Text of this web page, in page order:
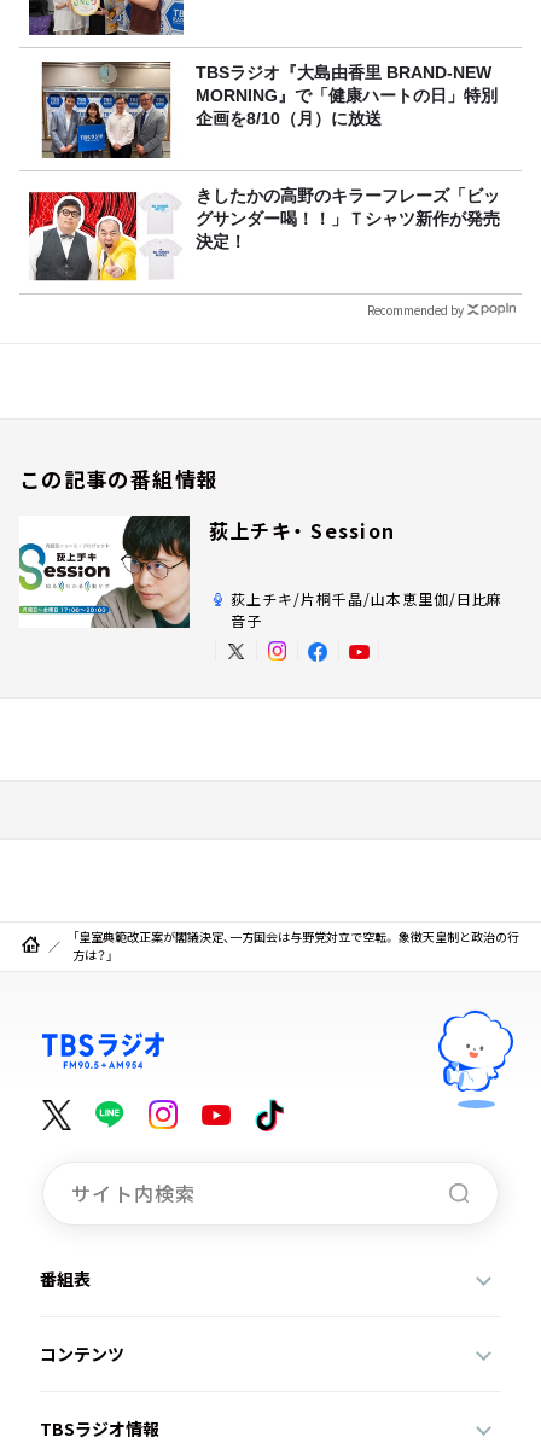
TBSラジオ『大島由香里 BRAND-NEW
MORNING』で「健康ハートの日」特別
企画を8/10（月）に放送
きしたかの高野のキラーフレーズ「ビッ
グサンダー喝！！」Ｔシャツ新作が発売
決定！
Recommended by
この記事の番組情報
荻上チキ・ Session
荻上チキ/片桐千晶/山本恵里伽/日比麻
音子
「皇室典範改正案が閣議決定、一方国会は与野党対立で空転。 象徴天皇制と政治の行
方は？」
番組表
コンテンツ
TBSラジオ情報